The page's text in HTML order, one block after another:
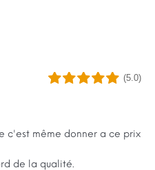
(5.0)
c'est même donner a ce prix
de la qualité.